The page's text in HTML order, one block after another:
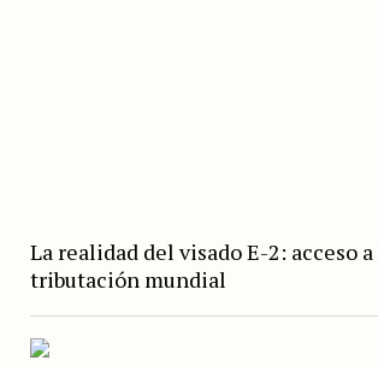
La realidad del visado E-2: acceso a
tributación mundial